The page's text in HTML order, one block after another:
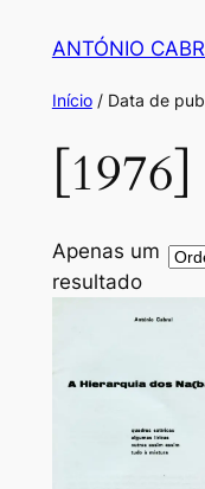
conteúdo
ANTÓNIO
Início/ Data de
[1976]
Apenas um
resultado